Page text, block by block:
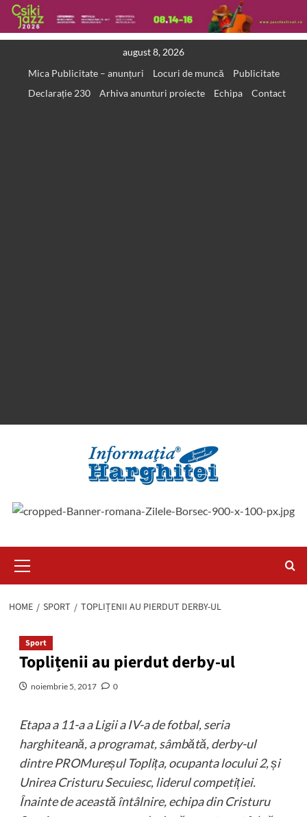
august 8, 2026
Mica Publicitate – anunțuri
Locuri de muncă
Publicitate
Declarație 230
Arhiva anunturi proiecte Echipa Contact
Menu
HOME SPORT TOPLIȚENII AU PIERDUT DERBY-UL
Sport
Toplițenii au pierdut derby-ul
noiembrie 5, 2017 0
Etapa a 11-a a Ligii a IV-a de fotbal, seria
harghiteană, a programat, sâmbătă, derby-ul
dintre PROMureșul Toplița, ocupanta locului 2, și
Unirea Cristuru Secuiesc, liderul competiției.
Înainte de această întâlnire, echipa din Cristuru